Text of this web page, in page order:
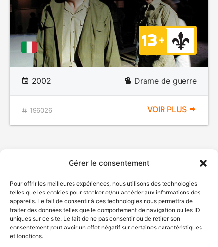
Gérer le consentement
Pour offrir les meilleures expériences, nous utilisons des technologies
telles que les cookies pour stocker et/ou accéder aux informations des
appareils. Le fait de consentir à ces technologies nous permettra de
traiter des données telles que le comportement de navigation ou les ID
uniques sur ce site. Le fait de ne pas consentir ou de retirer son
consentement peut avoir un effet négatif sur certaines caractéristiques
et fonctions.
2002 Drame de guerre
196026 VOIR PLUS